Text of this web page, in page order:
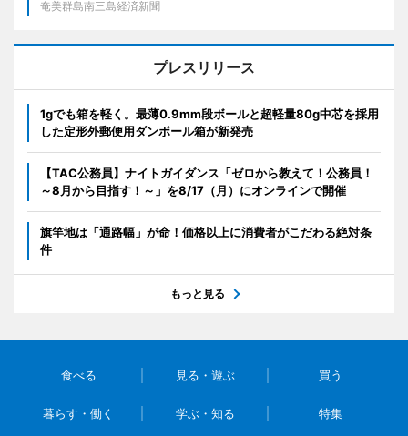
奄美群島南三島経済新聞
プレスリリース
1gでも箱を軽く。最薄0.9mm段ボールと超軽量80g中芯を採用
した定形外郵便用ダンボール箱が新発売
【TAC公務員】ナイトガイダンス「ゼロから教えて！公務員！
～8月から目指す！～」を8/17（月）にオンラインで開催
旗竿地は「通路幅」が命！価格以上に消費者がこだわる絶対条
件
もっと見る
食べる 見る・遊ぶ 買う
暮らす・働く 学ぶ・知る 特集